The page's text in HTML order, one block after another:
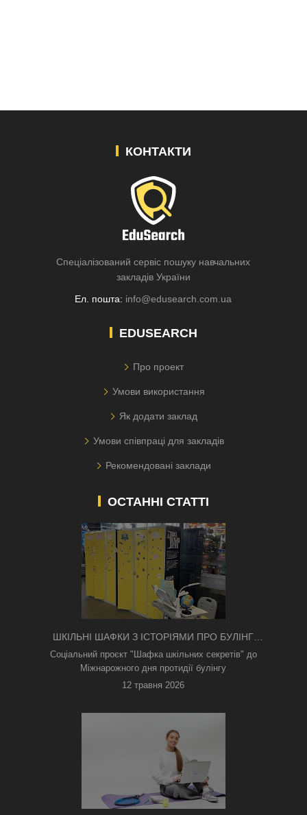
КОНТАКТИ
Спеціалізований сервіс пошуку навчальних
закладів України
Ел. пошта: info@edusearch.com.ua
EDUSEARCH
Про проект
Умови використання
Як додати заклад
Умови співпраці для закладів
Рекомендовані заклади
ОСТАННІ СТАТТІ
ШКІЛЬНІ ШАФКИ З ІСТОРІЯМИ ПРО БУЛІНГ
З'ЯВИЛИСЯ В КИЄВІ
Соціальний проєкт "Шафка шкільних секретів" до
Міжнарожного дня протидії булінгу
12 травня 2026